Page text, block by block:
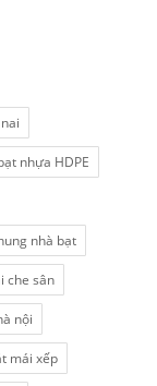
nhựa HDPE
nhà bạt
che sân
nội
mái xếp